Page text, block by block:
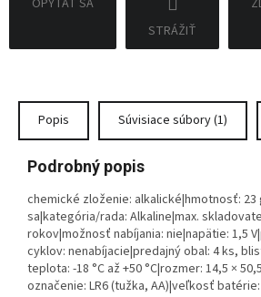
OPÝTAŤ SA
STRÁŽIŤ
Popis Súvisiace súbory (1)
Podrobný popis
chemické zloženie: alkalické|hmotnosť: 23
sa|kategória/rada: Alkaline|max.
rokov|možnosť nabíjania: nie|napätie: 1,5
cyklov: nenabíjacie|predajný obal: 4 ks,
teplota: -18 °C až +50 °C|rozmer: 14,5 ×
označenie: LR6 (tužka, AA)|veľkosť batérie: